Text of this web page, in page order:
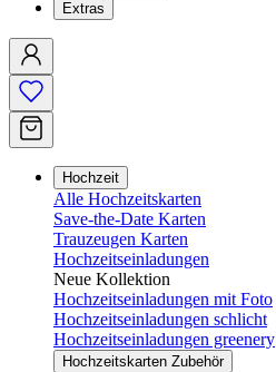
Extras
Hochzeit
Alle Hochzeitskarten
Save-the-Date Karten
Trauzeugen Karten
Hochzeitseinladungen
Neue Kollektion
Hochzeitseinladungen mit Foto
Hochzeitseinladungen schlicht
Hochzeitseinladungen greenery
Hochzeitskarten Zubehör